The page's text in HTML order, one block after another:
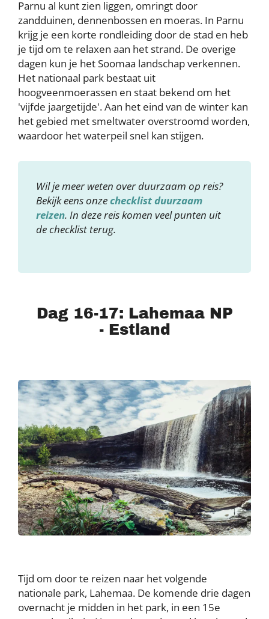
Parnu al kunt zien liggen, omringt door
zandduinen, dennenbossen en moeras. In Parnu
krijg je een korte rondleiding door de stad en heb
je tijd om te relaxen aan het strand. De overige
dagen kun je het Soomaa landschap verkennen.
Het nationaal park bestaat uit
hoogveenmoerassen en staat bekend om het
'vijfde jaargetijde'. Aan het eind van de winter kan
het gebied met smeltwater overstroomd worden,
waardoor het waterpeil snel kan stijgen.
Wil je meer weten over duurzaam op reis?
Bekijk eens onzechecklist duurzaam
reizen. In deze reis komen veel punten uit
de checklist terug.
Dag 16-17: Lahemaa NP
- Estland
Tijd om door te reizen naar het volgende
nationale park, Lahemaa. De komende drie dagen
overnacht je midden in het park, in een 15e